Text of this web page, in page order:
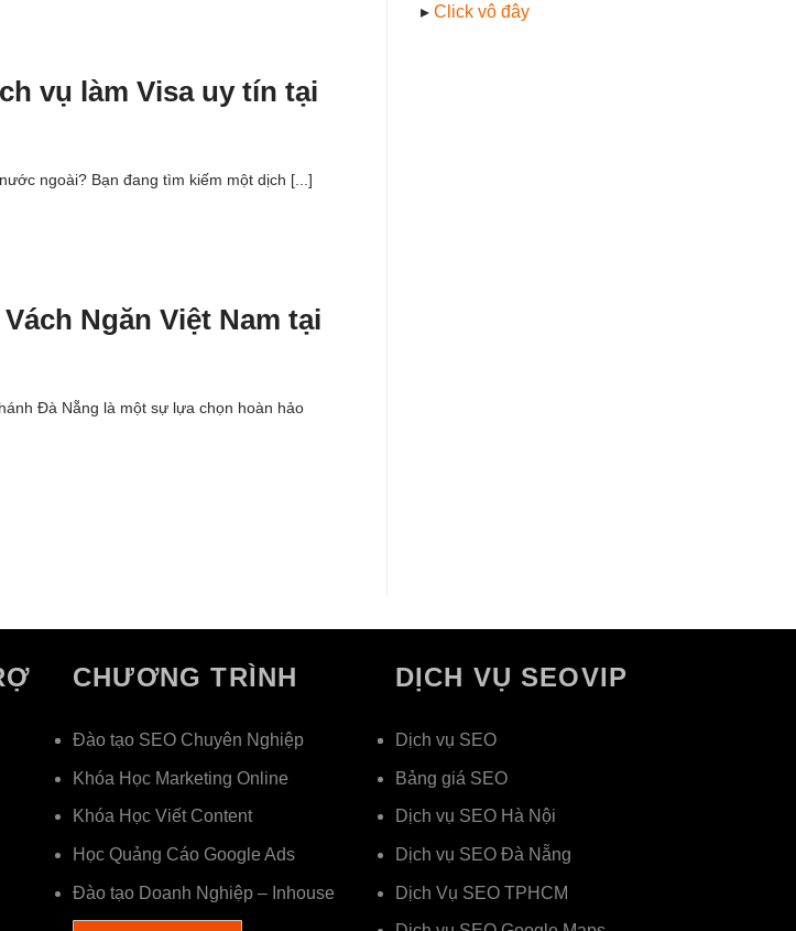
vụ làm Visa uy tín tại
ngoài? Bạn đang tìm kiếm một dịch [...]
Ngăn Việt Nam tại
Đà Nẵng là một sự lựa chọn hoàn hảo
▸ Click vô đây
CHƯƠNG TRÌNH
Đào tạo SEO Chuyên Nghiệp
Khóa Học Marketing Online
Khóa Học Viết Content
Học Quảng Cáo Google Ads
Đào tạo Doanh Nghiệp – Inhouse
DỊCH VỤ SEOVIP
Dịch vụ SEO
Bảng giá SEO
Dịch vụ SEO Hà Nội
Dịch vụ SEO Đà Nẵng
Dịch Vụ SEO TPHCM